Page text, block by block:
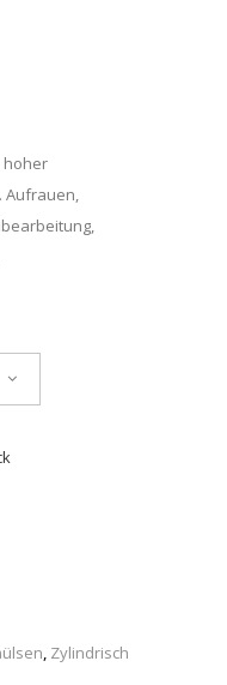
hoher
Aufrauen,
, Zylindrisch